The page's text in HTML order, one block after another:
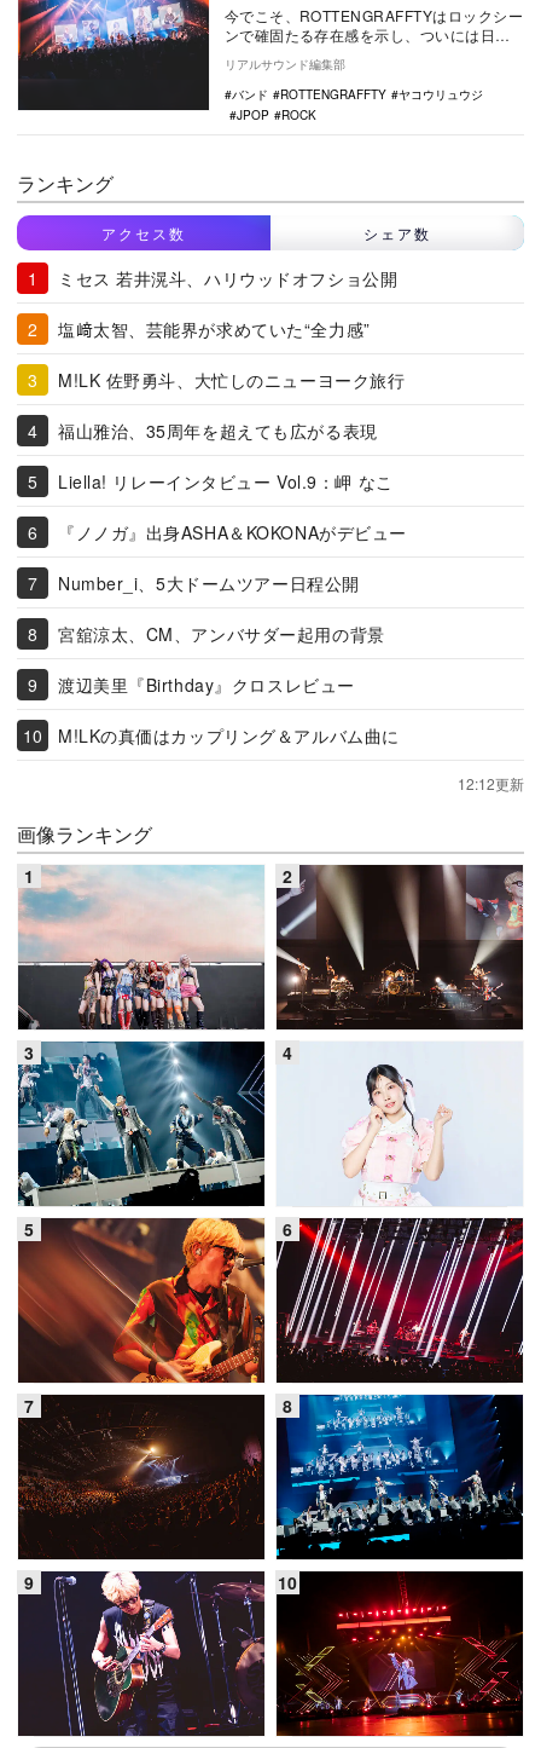
今でこそ、ROTTENGRAFFTYはロックシー
ンで確固たる存在感を示し、ついには日本
武道館のステージを踏むバンドになった
が、決…
リアルサウンド編集部
バンド
ROTTENGRAFFTY
ヤコウリュウジ
JPOP
ROCK
ランキング
アクセス数 シェア数
ミセス 若井滉斗、ハリウッドオフショ公開
塩﨑太智、芸能界が求めていた“全力感”
M!LK 佐野勇斗、大忙しのニューヨーク旅行
福山雅治、35周年を超えても広がる表現
Liella! リレーインタビュー Vol.9：岬 なこ
『ノノガ』出身ASHA＆KOKONAがデビュー
Number_i、5大ドームツアー日程公開
宮舘涼太、CM、アンバサダー起用の背景
渡辺美里『Birthday』クロスレビュー
M!LKの真価はカップリング＆アルバム曲に
12:12更新
画像ランキング